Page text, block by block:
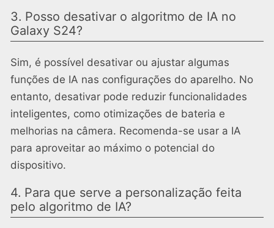
3. Posso desativar o algoritmo de IA no
Galaxy S24?
Sim, é possível desativar ou ajustar algumas
funções de IA nas configurações do aparelho. No
entanto, desativar pode reduzir funcionalidades
inteligentes, como otimizações de bateria e
melhorias na câmera. Recomenda-se usar a IA
para aproveitar ao máximo o potencial do
dispositivo.
4. Para que serve a personalização feita
pelo algoritmo de IA?